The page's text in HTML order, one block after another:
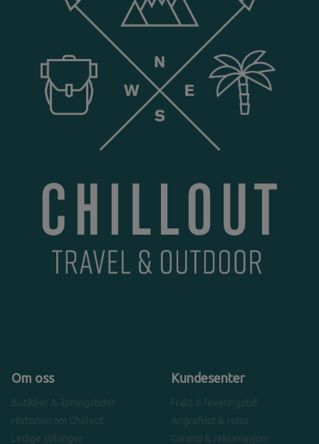
Om oss
Butikker & åpningstider
Historien om Chillout
Ledige stillinger
Kundesenter
Frakt & leveringstid
Angrefrist & retur
Garanti & reklamasjon